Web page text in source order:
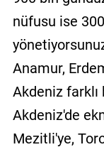
nüfusu ise
Anamur,
Akdeniz farklı
Akdeniz'de
Mezitli'ye,